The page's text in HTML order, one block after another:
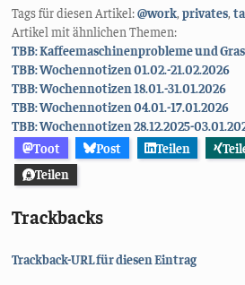
Tags für diesen Artikel:@work ,privates ,
Artikel mit ähnlichen Themen:
TBB: Kaffeemaschinenprobleme und Gras
TBB: Wochennotizen 01.02.-21.02.2026
TBB: Wochennotizen 18.01.-31.01.2026
TBB: Wochennotizen 04.01.-17.01.2026
TBB: Wochennotizen 28.12.2025-
Toot
Post Teilen
Teilen
Trackbacks
Trackback-URL für diesen Eintrag